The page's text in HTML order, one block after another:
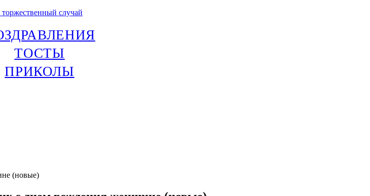
случай
ТОСТЫ
ПРИКОЛЫ
(новые)